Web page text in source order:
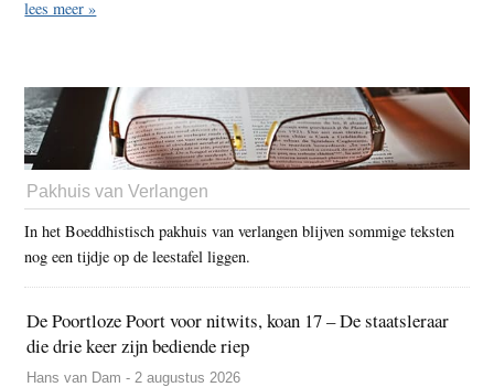
lees meer »
Pakhuis van Verlangen
In het Boeddhistisch pakhuis van verlangen blijven sommige teksten
nog een tijdje op de leestafel liggen.
De Poortloze Poort voor nitwits, koan 17 – De staatsleraar
die drie keer zijn bediende riep
Hans van Dam - 2 augustus 2026